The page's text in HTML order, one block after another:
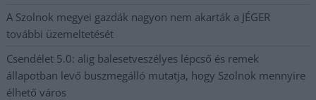
A Szolnok megyei gazdák nagyon nem akarták a JÉGER
további üzemeltetését
Csendélet 5.0: alig balesetveszélyes lépcső és remek
állapotban levő buszmegálló mutatja, hogy Szolnok mennyire
élhető város